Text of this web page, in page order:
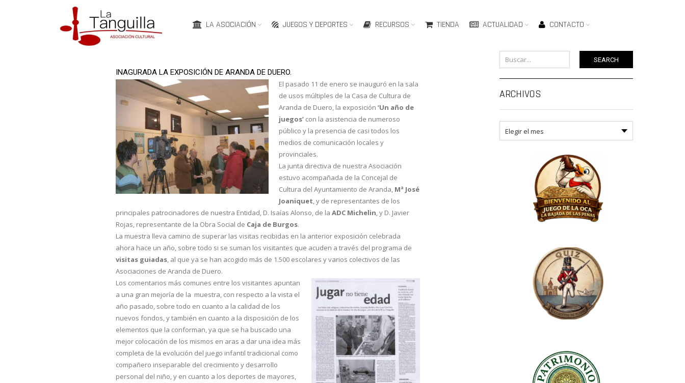
LA ASOCIACIÓN JUEGOS Y DEPORTES RECURSOS TIENDA ACTUALIDAD CONTACTO
INAGURADA LA EXPOSICIÓN DE ARANDA DE DUERO.
El pasado 11 de enero se inauguró en la sala
de usos múltiples de la Casa de Cultura de
Aranda de Duero, la exposición‘Un año de
juegos’ con la asistencia de numeroso
público y la presencia de casi todos los
medios de comunicación locales y
provinciales.
La junta directiva de nuestra Asociación
estuvo acompañada de la Concejal de
Cultura del Ayuntamiento de Aranda, Mª José
Joaniquet, y de representantes de los
principales patrocinadores de nuestra Entidad, D. Isaías Alonso, de laADC Michelin, y D. Javier
Rojas, representante de la Obra Social de Caja de Burgos.
La muestra lleva camino de superar las visitas recibidas en la anterior exposición celebrada
ahora hace un año, sobre todo si se suman los visitantes que acuden a través del programa de
visitas guiadas, al que ya se han acogido más de 1.500 escolares y varios colectivos de las
Asociaciones de Aranda de Duero.
Los comentarios más comunes entre los visitantes apuntan
a una gran mejoría de la muestra, con respecto a la vista el
año pasado, sobre todo en cuanto a la calidad de los
nuevos fondos, y también en cuanto a la disposición de los
elementos que la conforman, ya que se ha buscado una
mejor colocación de los mismos en aras a dar una idea más
completa de la evolución del juego infantil tradicional como
compañero inseparable del crecimiento y desarrollo
personal del niño, y en cuanto a los deportes de mayores,
SEARCH
ARCHIVOS